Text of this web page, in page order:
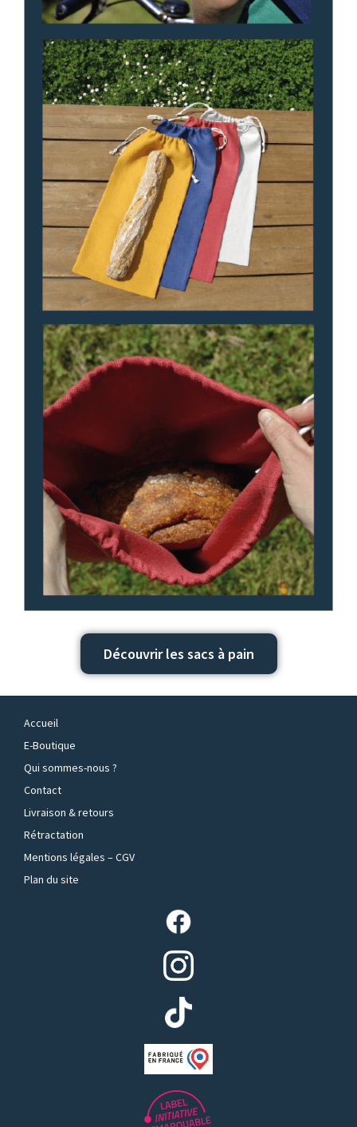
Découvrir les sacs à pain
Accueil
E-Boutique
Qui sommes-nous ?
Contact
Livraison & retours
Rétractation
Mentions légales – CGV
Plan du site